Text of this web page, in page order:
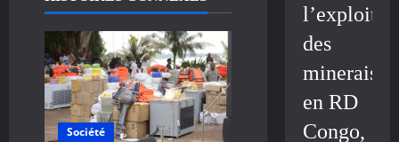
Société
des
minerais
en RD
Congo,